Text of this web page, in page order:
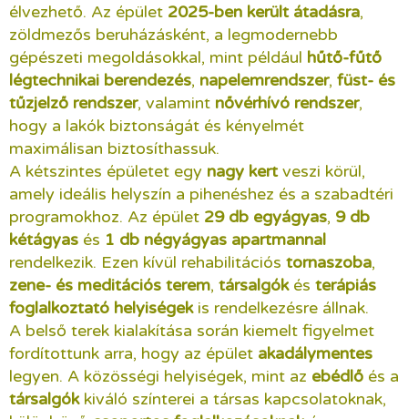
élvezhető. Az épület 2025-ben került átadásra,
zöldmezős beruházásként, a legmodernebb
gépészeti megoldásokkal, mint például hűtő-fűtő
légtechnikai berendezés, napelemrendszer, füst- és
tűzjelző rendszer, valamint nővérhívó rendszer,
hogy a lakók biztonságát és kényelmét
maximálisan biztosíthassuk.
A kétszintes épületet egy nagy kertveszi körül,
amely ideális helyszín a pihenéshez és a szabadtéri
programokhoz. Az épület 29 db egyágyas, 9 db
kétágyas és 1 db négyágyas apartmannal
rendelkezik. Ezen kívül rehabilitációs tornaszoba,
zene- és meditációs terem, társalgókés terápiás
foglalkoztató helyiségekis rendelkezésre állnak.
A belső terek kialakítása során kiemelt figyelmet
fordítottunk arra, hogy az épület akadálymentes
legyen. A közösségi helyiségek, mint az ebédlő és a
társalgókkiváló színterei a társas kapcsolatoknak,